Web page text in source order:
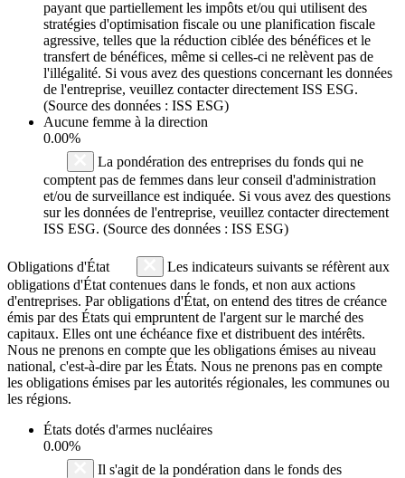
payant que partiellement les impôts et/ou qui utilisent des
stratégies d'optimisation fiscale ou une planification fiscale
agressive, telles que la réduction ciblée des bénéfices et le
transfert de bénéfices, même si celles-ci ne relèvent pas de
l'illégalité. Si vous avez des questions concernant les données
de l'entreprise, veuillez contacter directement ISS ESG.
(Source des données : ISS ESG)
Aucune femme à la direction
0.00%
La pondération des entreprises du fonds qui ne
comptent pas de femmes dans leur conseil d'administration
et/ou de surveillance est indiquée. Si vous avez des questions
sur les données de l'entreprise, veuillez contacter directement
ISS ESG. (Source des données : ISS ESG)
Obligations d'État
Les indicateurs suivants se réfèrent aux
obligations d'État contenues dans le fonds, et non aux actions
d'entreprises. Par obligations d'État, on entend des titres de créance
émis par des États qui empruntent de l'argent sur le marché des
capitaux. Elles ont une échéance fixe et distribuent des intérêts.
Nous ne prenons en compte que les obligations émises au niveau
national, c'est-à-dire par les États. Nous ne prenons pas en compte
les obligations émises par les autorités régionales, les communes ou
les régions.
États dotés d'armes nucléaires
0.00%
Il s'agit de la pondération dans le fonds des